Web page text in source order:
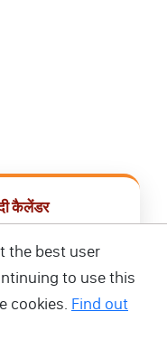
कैलेंडर
करें
the best user
to use this
cookies. Find out